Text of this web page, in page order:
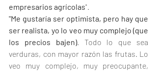
empresarios agrícolas".
"Me gustaría ser optimista, pero hay que
ser realista, yo lo veo muy complejo (que
los precios bajen). Todo lo que sea
verduras, con mayor razón las frutas. Lo
veo muy complejo, muy preocupante,